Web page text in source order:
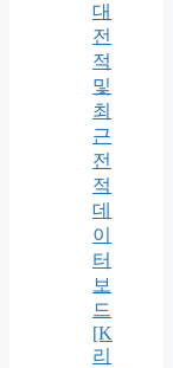
대
전
적
및
최
근
전
적
데
이
터
보
드
[K
리